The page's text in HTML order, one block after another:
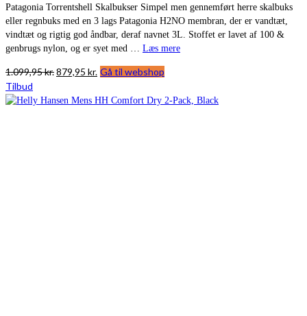
Patagonia Torrentshell Skalbukser Simpel men gennemført herre skalbuks
eller regnbuks med en 3 lags Patagonia H2NO membran, der er vandtæt,
vindtæt og rigtig god åndbar, deraf navnet 3L. Stoffet er lavet af 100 &
genbrugs nylon, og er syet med … Læs mere
1.099,95kr.Den
pris
879,95 kr. Den
pris
Gå til webshop
Tilbud